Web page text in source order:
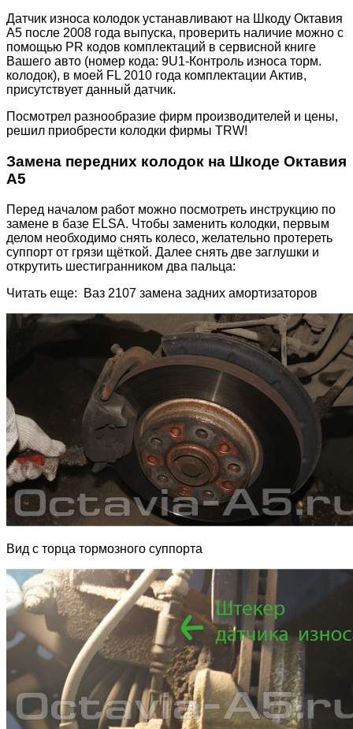
Датчик износа колодок устанавливают на Шкоду Октавия
А5 после 2008 года выпуска, проверить наличие можно с
помощью PR кодов комплектаций в сервисной книге
Вашего авто (номер кода: 9U1-Контроль износа торм.
колодок), в моей FL 2010 года комплектации Актив,
присутствует данный датчик.
Посмотрел разнообразие фирм производителей и цены,
решил приобрести колодки фирмы TRW!
Замена передних колодок на Шкоде Октавия
А5
Перед началом работ можно посмотреть инструкцию по
замене в базе ELSA. Чтобы заменить колодки, первым
делом необходимо снять колесо, желательно протереть
суппорт от грязи щёткой. Далее снять две заглушки и
открутить шестигранником два пальца:
Читать еще: Ваз 2107 замена задних амортизаторов
Вид с торца тормозного суппорта